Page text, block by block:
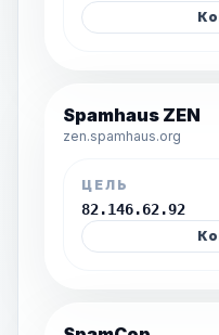
Spamhaus ZEN
zen.spamhaus.org
ЦЕЛЬ
82.146.62.92